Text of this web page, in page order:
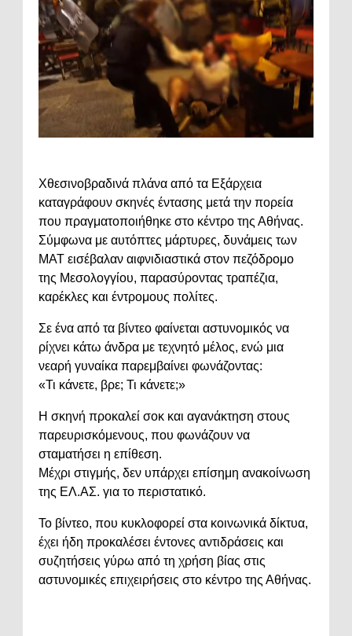
Χθεσινοβραδινά πλάνα από τα Εξάρχεια
καταγράφουν σκηνές έντασης μετά την πορεία
που πραγματοποιήθηκε στο κέντρο της Αθήνας.
Σύμφωνα με αυτόπτες μάρτυρες, δυνάμεις των
ΜΑΤ εισέβαλαν αιφνιδιαστικά στον πεζόδρομο
της Μεσολογγίου, παρασύροντας τραπέζια,
καρέκλες και έντρομους πολίτες.
Σε ένα από τα βίντεο φαίνεται αστυνομικός να
ρίχνει κάτω άνδρα με τεχνητό μέλος, ενώ μια
νεαρή γυναίκα παρεμβαίνει φωνάζοντας:
«Τι κάνετε, βρε; Τι κάνετε;»
Η σκηνή προκαλεί σοκ και αγανάκτηση στους
παρευρισκόμενους, που φωνάζουν να
σταματήσει η επίθεση.
Μέχρι στιγμής, δεν υπάρχει επίσημη ανακοίνωση
της ΕΛ.ΑΣ. για το περιστατικό.
Το βίντεο, που κυκλοφορεί στα κοινωνικά δίκτυα,
έχει ήδη προκαλέσει έντονες αντιδράσεις και
συζητήσεις γύρω από τη χρήση βίας στις
αστυνομικές επιχειρήσεις στο κέντρο της Αθήνας.